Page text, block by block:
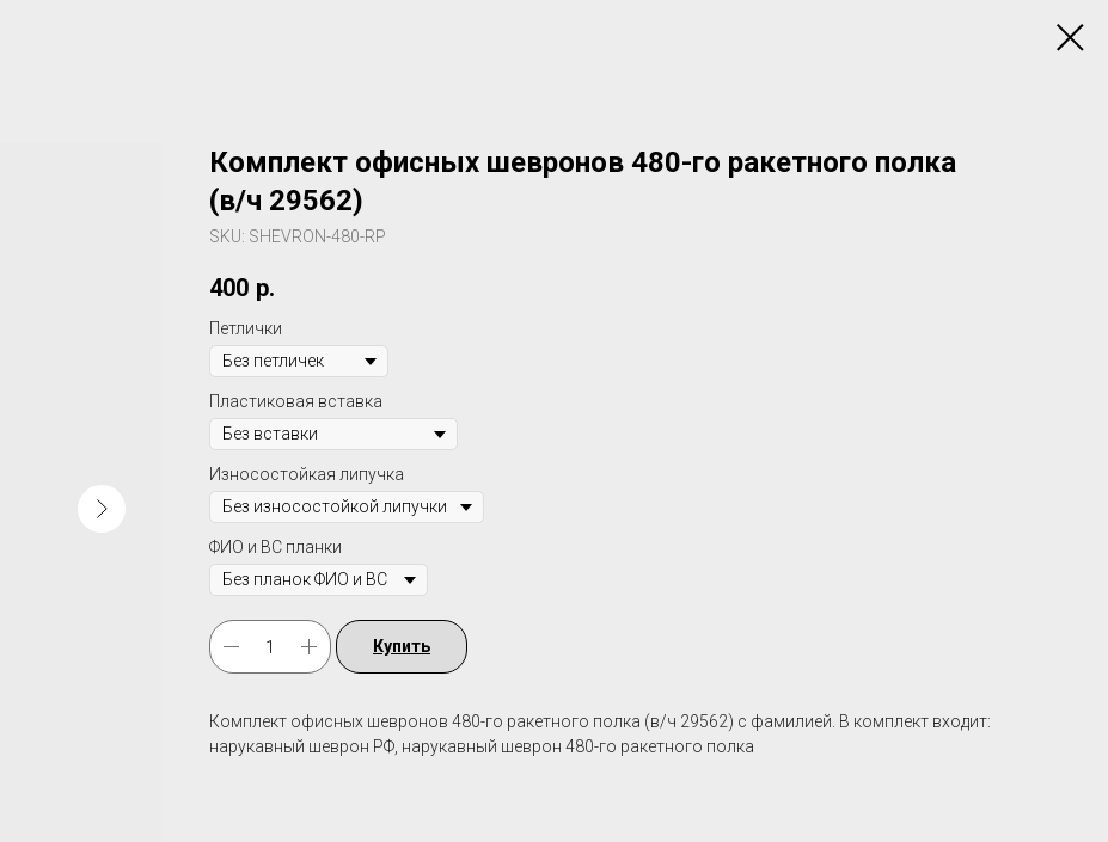
Комплект офисных шевронов 480-го ракетного полка
(в/ч 29562)
SKU: SHEVRON-480-RP
400 р.
Петлички
Пластиковая вставка
Износостойкая липучка
ФИО и ВС планки
Купить
Комплект офисных шевронов 480-го ракетного полка (в/ч 29562) c фамилией. В комплект входит:
нарукавный шеврон РФ, нарукавный шеврон 480-го ракетного полка